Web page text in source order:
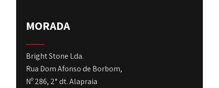
MORADA
Bright Stone Lda.
Rua Dom Afonso de Borbom,
Nº 286, 2° dt. Alapraia